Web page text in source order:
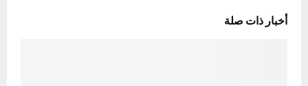
أخبار ذات صلة